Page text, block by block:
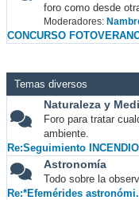
foro como desde
Moderadores:
CONCURSO
Temas diversos
Naturaleza y
Foro para tratar
ambiente.
Re:Seguimiento
Astronomía
Todo sobre la
Re:*Efemérides